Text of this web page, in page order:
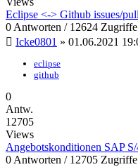
Eclipse <-> Github issues/
0 Antworten / 12624 Zugriffe
Icke0801 » 01.06.2021
eclipse
github
0
Antw.
12705
Views
Angebotskonditionen SAP
0 Antworten / 12705 Zugriffe